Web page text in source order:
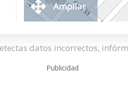
Ampliar
datos incorrectos,
Publicidad